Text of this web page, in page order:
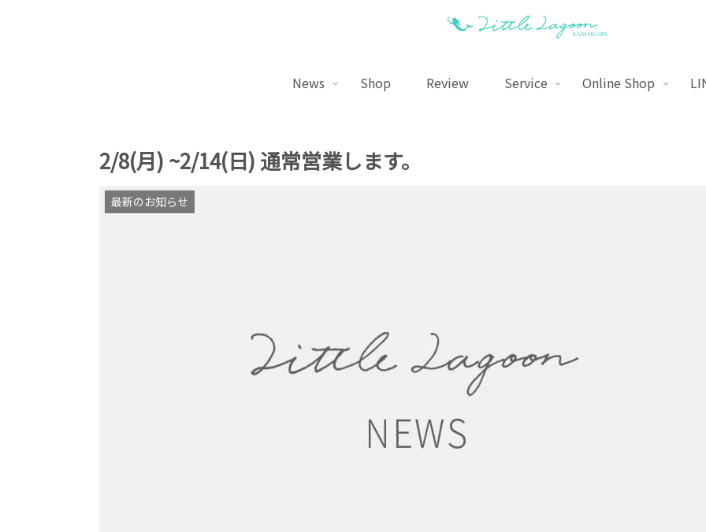
News Shop Review Service Online Shop
2/8(月) ~2/14(日) 通常営業します。
最新のお知らせ